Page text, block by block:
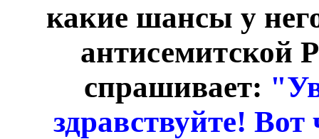
какие шансы у
антисемитской
спрашивает: "
здравствуйте!